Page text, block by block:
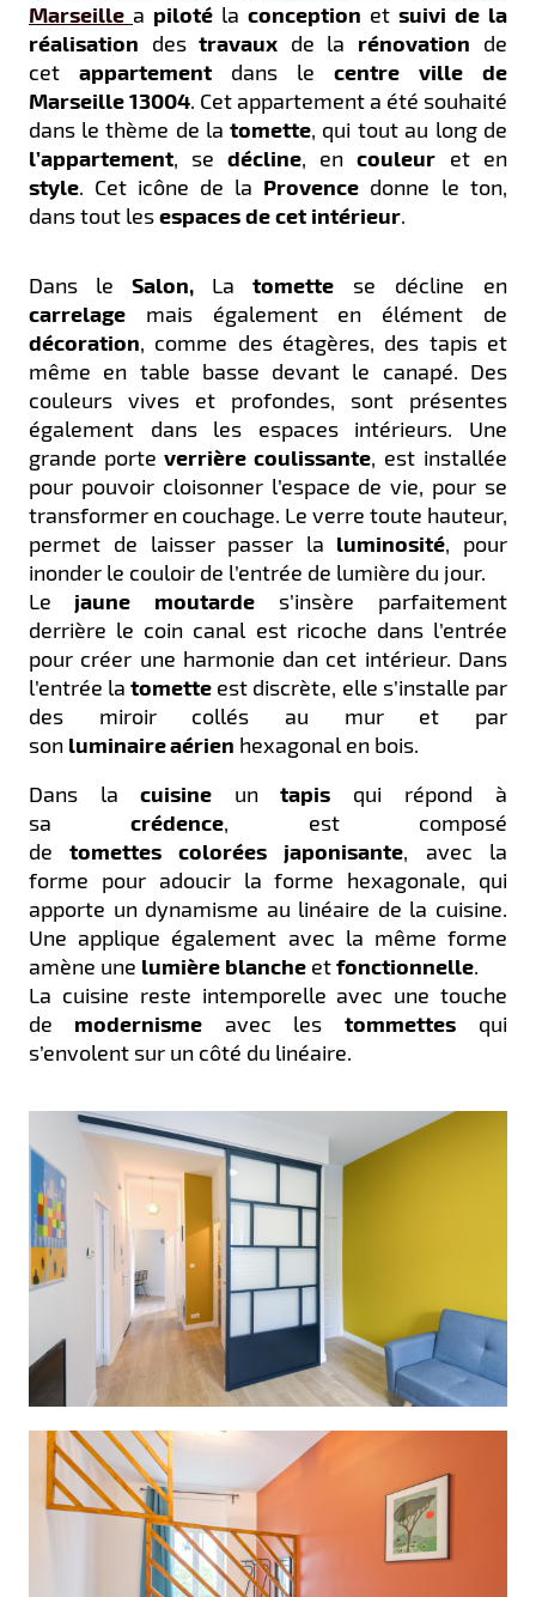
Marseille a piloté la conception et suivi de la
réalisation des travaux de la rénovation de
cet appartement dans le centre ville de
Marseille 13004. Cet appartement a été souhaité
dans le thème de la tomette, qui tout au long de
l’appartement, se décline, en couleur et en
style. Cet icône de la Provence donne le ton,
dans tout lesespaces de cet intérieur.
Dans le Salon, La tomette se décline en
carrelage mais également en élément de
décoration, comme des étagères, des tapis et
même en table basse devant le canapé. Des
couleurs vives et profondes, sont présentes
également dans les espaces intérieurs. Une
grande porte verrière coulissante, est installée
pour pouvoir cloisonner l’espace de vie, pour se
transformer en couchage. Le verre toute hauteur,
permet de laisser passer la luminosité, pour
inonder le couloir de l’entrée de lumière du jour.
Le jaune moutarde s’insère parfaitement
derrière le coin canal est ricoche dans l’entrée
pour créer une harmonie dan cet intérieur. Dans
l’entrée la tomette est discrète, elle s’installe par
des miroir collés au mur et par
son luminaireaérien hexagonal en bois.
Dans la cuisine un tapis qui répond à
sa crédence, est composé
de tomettes colorées japonisante, avec la
forme pour adoucir la forme hexagonale, qui
apporte un dynamisme au linéaire de la cuisine.
Une applique également avec la même forme
amène une lumière blanche etfonctionnelle.
La cuisine reste intemporelle avec une touche
de modernisme avec les tommettes qui
s’envolent sur un côté du linéaire.